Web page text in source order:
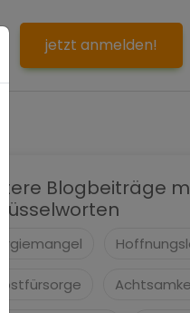
jetzt anmelden!
Blogbeiträge